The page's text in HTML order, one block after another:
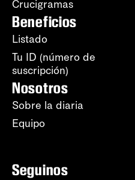
Crucigramas
Beneficios
Listado
Tu ID (número de
suscripción)
Nosotros
Sobre la diaria
Equipo
Seguinos